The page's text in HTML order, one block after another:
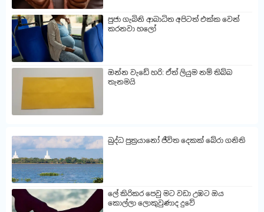
පුජා ගැබිනි ආබාධිත අපිටත් එක්ක වෙන්
කරනවා හලෝ
ඔන්න වැඩේ හරි: ඒත් ලියුම නම් තිබ්බ
තැනමයි
බුද්ධ පුත්‍රයානෝ ජීවිත දෙකක් බේරා ගනිති
ලේ කිරිකර පෙවු මට වඩා උඹට ඔය
කොල්ලා ලොකුවුණාද දුවේ